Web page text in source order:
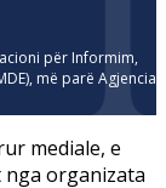
për Informim,
më parë Agjencia
mediale, e
nga organizata